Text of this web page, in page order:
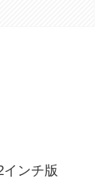
インチ版